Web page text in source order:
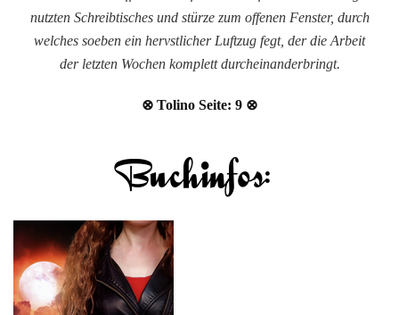
nutzten Schreibtisches und stürze zum offenen Fenster, durch
welches soeben ein hervstlicher Luftzug fegt, der die Arbeit
der letzten Wochen komplett durcheinanderbringt.
⊗ Tolino Seite: 9 ⊗